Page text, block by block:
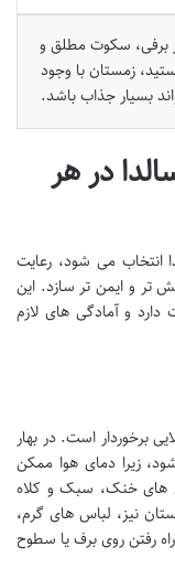
برفی، سکوت مطلق و
زمستان با وجود
بسیار جذاب باشد.
در هر
انتخاب می شود، رعایت
تر و ایمن تر سازد. این
و آمادگی های لازم
برخوردار است. در بهار
زیرا دمای هوا ممکن
های خنک، سبک و کلاه
نیز، لباس های گرم،
رفتن روی برف یا سطوح